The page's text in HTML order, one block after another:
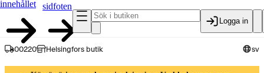
innehållet
sidfoten
Logga in
00220 Helsingfors butik sv